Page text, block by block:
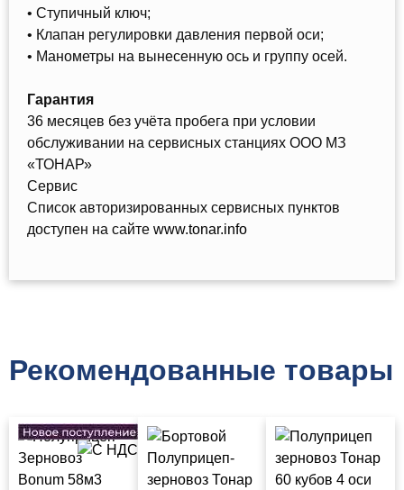
• Ступичный ключ;
• Клапан регулировки давления первой оси;
• Манометры на вынесенную ось и группу осей.
Гарантия
36 месяцев без учёта пробега при условии
обслуживании на сервисных станциях ООО МЗ
«ТОНАР»
Сервис
Список авторизированных сервисных пунктов
доступен на сайте www.tonar.info
Рекомендованные товары